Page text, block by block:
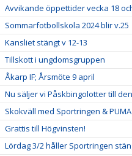
Avvikande öppettider vecka 18
Sommarfotbollskola 2024 blir v.25
Kansliet stängt v 12-13
Tillskott i ungdomsgruppen
Åkarp IF; Årsmöte 9 april
Nu säljer vi Påskbingolotter till
Skokväll med Sportringen &
Grattis till Högvinsten!
Lördag 3/2 håller Sportringen